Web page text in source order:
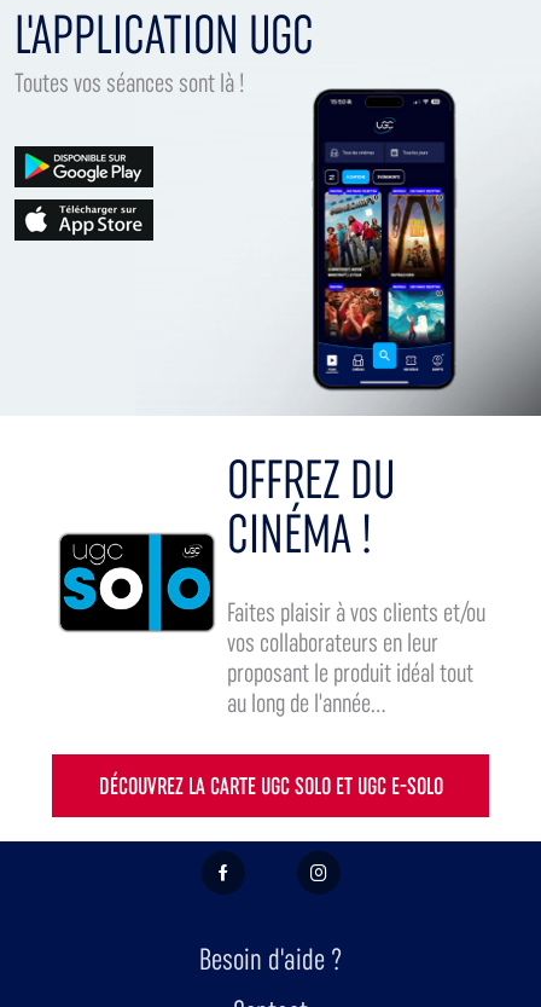
L'APPLICATION UGC
Toutes vos séances sont là !
OFFREZ DU
CINÉMA !
Faites plaisir à vos clients et/ou
vos collaborateurs en leur
proposant le produit idéal tout
au long de l'année...
DÉCOUVREZ LA CARTE UGC SOLO ET UGC E-SOLO
FACEBOOK INSTAGRAM
Besoin d'aide ?